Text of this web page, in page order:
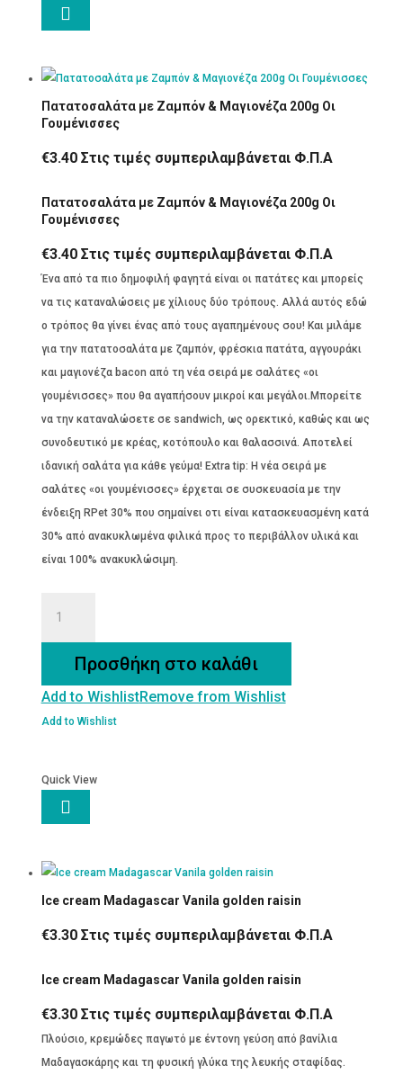

Πατατοσαλάτα με Ζαμπόν & Μαγιονέζα 200g Οι
Γουμένισσες
€3.40 Στις τιμές συμπεριλαμβάνεται Φ.Π.Α
Πατατοσαλάτα με Ζαμπόν & Μαγιονέζα 200g Οι
Γουμένισσες
€3.40 Στις τιμές συμπεριλαμβάνεται Φ.Π.Α
Ένα από τα πιο δημοφιλή φαγητά είναι οι πατάτες και μπορείς
να τις καταναλώσεις με χίλιους δύο τρόπους. Αλλά αυτός εδώ
ο τρόπος θα γίνει ένας από τους αγαπημένους σου! Και μιλάμε
για την πατατοσαλάτα με ζαμπόν, φρέσκια πατάτα, αγγουράκι
και μαγιονέζα bacon από τη νέα σειρά με σαλάτες «οι
γουμένισσες» που θα αγαπήσουν μικροί και μεγάλοι.Μπορείτε
να την καταναλώσετε σε sandwich, ως ορεκτικό, καθώς και ως
συνοδευτικό με κρέας, κοτόπουλο και θαλασσινά. Αποτελεί
ιδανική σαλάτα για κάθε γεύμα! Extra tip: Η νέα σειρά με
σαλάτες «οι γουμένισσες» έρχεται σε συσκευασία με την
ένδειξη RPet 30% που σημαίνει οτι είναι κατασκευασμένη κατά
30% από ανακυκλωμένα φιλικά προς το περιβάλλον υλικά και
είναι 100% ανακυκλώσιμη.
Μαγιονέζα
200g
ποσότητα
Προσθήκη στο καλάθι
Add to WishlistRemove from Wishlist
Add to Wishlist
Quick View

Ice cream Madagascar Vanila golden raisin
€3.30 Στις τιμές συμπεριλαμβάνεται Φ.Π.Α
Ice cream Madagascar Vanila golden raisin
€3.30 Στις τιμές συμπεριλαμβάνεται Φ.Π.Α
Πλούσιο, κρεμώδες παγωτό με έντονη γεύση από βανίλια
Μαδαγασκάρης και τη φυσική γλύκα της λευκής σταφίδας.